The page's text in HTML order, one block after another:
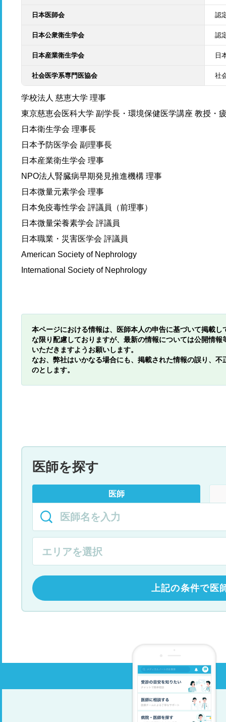
日本医師会 認
日本公衆衛生学会 認
日本産業衛生学会 日
社会医学系専門医協会 社
学校法人 慈恵大学 理事
東京慈恵会医科大学 副学長・環境保健医学講座 教授・
日本衛生学会 理事長
日本予防医学会 副理事長
日本産業衛生学会 理事
NPO法人腎臓病早期発見推進機構 理事
日本微量元素学会 理事
日本免疫毒性学会 評議員（前理事）
日本微量栄養素学会 評議員
日本職業・災害医学会 評議員
American Society of Nephrology
International Society of Nephrology
本ページにおける情報は、医師本人の申告に基づいて掲載
な限り配慮しておりますが、最新の情報については公開情
いただきますようお願いします。
なお、弊社はいかなる場合にも、掲載された情報の誤り、
のとします。
医師を探す
医師
上記の条件で医